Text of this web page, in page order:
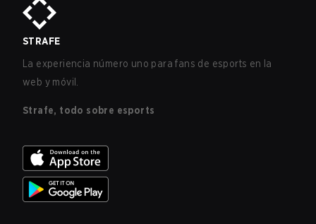
STRAFE
La experiencia número uno para fans de esports en la
web y móvil.
Strafe, todo sobre esports